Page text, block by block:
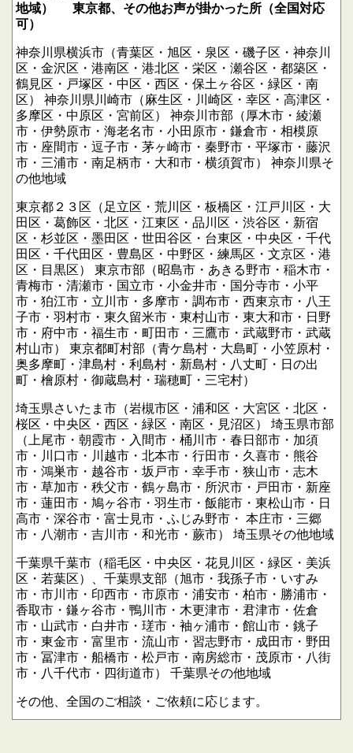
地域）
東京都、その他お声が掛かった所（全国対応
可）
神奈川県横浜市（青葉区・旭区・泉区・磯子区・神奈川
区・金沢区・港南区・港北区・栄区・瀬谷区・都築区・
鶴見区・戸塚区・中区・西区・保土ヶ谷区・緑区・南
区）
神奈川県川崎市（麻生区・川崎区・幸区・高津区・
多摩区・中原区・宮前区）
神奈川市部（厚木市・綾瀬
市・伊勢原市・海老名市・小田原市・鎌倉市・相模原
市・座間市・逗子市・茅ヶ崎市・秦野市・平塚市・藤沢
市・三浦市・南足柄市・大和市・横須賀市）
神奈川県そ
の他地域
東京都２３区（足立区・荒川区・板橋区・江戸川区・大
田区・葛飾区・北区・江東区・品川区・渋谷区・新宿
区・杉並区・墨田区・世田谷区・台東区・中央区・千代
田区・千代田区・豊島区・中野区・練馬区・文京区・港
区・目黒区）
東京市部（昭島市・あきる野市・稲木市・
青梅市・清瀬市・国立市・小金井市・国分寺市・小平
市・狛江市・立川市・多摩市・調布市・西東京市・八王
子市・羽村市・東久留米市・東村山市・東大和市・日野
市・府中市・福生市・町田市・三鷹市・武蔵野市・武蔵
村山市）
東京都町村部（青ケ島村・大島町・小笠原村・
奥多摩町・津島村・利島村・新島村・八丈町・日の出
町・檜原村・御蔵島村・瑞穂町・三宅村）
埼玉県さいたま市（岩槻市区・浦和区・大宮区・北区・
桜区・中央区・西区・緑区・南区・見沼区）
埼玉県市部
（上尾市・朝霞市・入間市・桶川市・春日部市・加須
市・川口市・川越市・北本市・行田市・久喜市・熊谷
市・鴻巣市・越谷市・坂戸市・幸手市・狭山市・志木
市・草加市・秩父市・鶴ヶ島市・所沢市・戸田市・新座
市・蓮田市・鳩ヶ谷市・羽生市・飯能市・東松山市・日
高市・深谷市・富士見市・ふじみ野市・ 本庄市・三郷
市・八潮市・吉川市・和光市・蕨市）
埼玉県その他地域
千葉県千葉市（稲毛区・中央区・花見川区・緑区・美浜
区・若葉区）、千葉県支部（旭市・我孫子市・いすみ
市・市川市・印西市・市原市・浦安市・柏市・勝浦市・
香取市・鎌ヶ谷市・鴨川市・木更津市・君津市・佐倉
市・山武市・白井市・瑳市・袖ヶ浦市・館山市・銚子
市・東金市・富里市・流山市・習志野市・成田市・野田
市・冨津市・船橋市・松戸市・南房総市・茂原市・八街
市・八千代市・四街道市）
千葉県その他地域
その他、全国のご相談・ご依頼に応じます。